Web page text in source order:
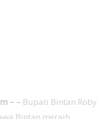
– – Bupati Bintan Roby
Bintan meraih